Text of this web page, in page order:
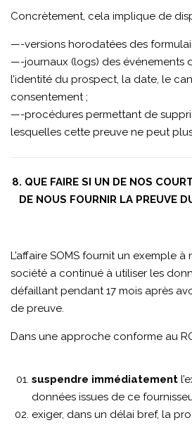
Concrètement, cela implique de
—-versions horodatées des
—-journaux (logs) des événements
l’identité du prospect, la date, le
consentement ;
—-procédures permettant de
lesquelles cette preuve ne peut
8. QUE FAIRE SI UN DE NOS
DE NOUS FOURNIR LA PREUVE
L’affaire SOMS fournit un exemple à
société a continué à utiliser les
défaillant pendant 17 mois après
de preuve.
Dans une approche conforme au
suspendre immédiatement
données issues de ce
exiger, dans un délai bref, la